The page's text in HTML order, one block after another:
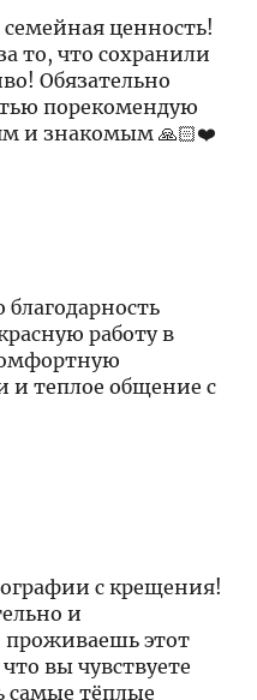
ценность!
то, что сохранили
Обязательно
порекомендую
и знакомым 🙏🏻❤️
работу в
и теплое общение с
с крещения!
и
этот
вы чувствуете
самые тёплые